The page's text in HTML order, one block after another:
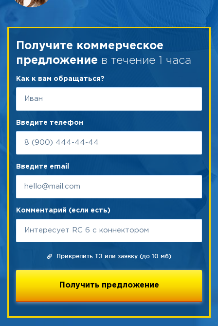
Получите коммерческое
предложение в течение 1 часа
Как к вам обращаться?
Введите телефон
Введите email
Комментарий (если есть)
Прикрепить ТЗ или заявку (до 10 мб)